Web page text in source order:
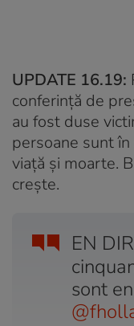
UPDATE 16.19:
conferință de
au fost duse
persoane sunt
viață și moarte.
crește.
EN
sont